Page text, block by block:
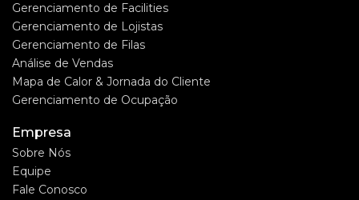
Gerenciamento de Facilities
Gerenciamento de Lojistas
Gerenciamento de Filas
Análise de Vendas
Mapa de Calor & Jornada do Cliente
Gerenciamento de Ocupação
Empresa
Sobre Nós
Equipe
Fale Conosco